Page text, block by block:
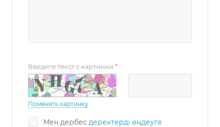
Введите текст с картинки *
Поменять картинку
Мен дербес деректерді өңдеуге